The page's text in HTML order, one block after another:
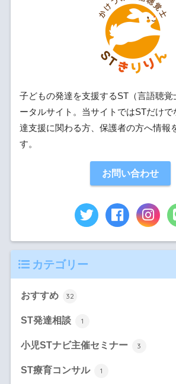
子どもの発達を支援するST（言語聴覚
ータルサイト。当サイトではSTだけで
達支援に関わる方、保護者の方へ情報
す。
お問い合わせ
カテゴリー
おすすめ 32
ST発達相談 1
小児STナビ主催セミナー 3
ST療育コンサル 1